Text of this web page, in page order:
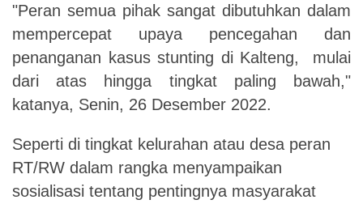
"Peran semua pihak sangat dibutuhkan dalam
mempercepat upaya pencegahan dan
penanganan kasus stunting di Kalteng,
mulai
dari atas hingga tingkat paling bawah,"
katanya, Senin, 26 Desember 2022.
Seperti di tingkat kelurahan atau desa peran
RT/RW dalam rangka menyampaikan
sosialisasi tentang pentingnya masyarakat